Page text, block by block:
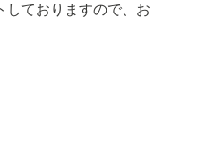
しておりますので、お